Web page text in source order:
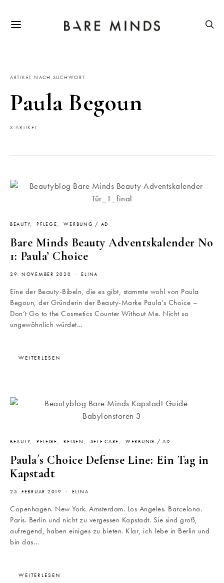
ARTIKEL NACH SUCHWORT
Paula Begoun
3 ARTIKEL
BEAUTY PFLEGE WERBUNG / AD
Bare Minds Beauty Adventskalender No
1: Paula’ Choice
29. NOVEMBER 2020 ELINA
Eine der Beauty-Bibeln, die es gibt, stammte wohl von Paula
Begoun, der Gründerin der Beauty-Marke Paula’s Choice –
Don’t Go to the Cosmetics Counter Without Me. Nicht so
ungewöhnlich würdet…
WEITERLESEN
BEAUTY PFLEGE REISEN SELF CARE WERBUNG / AD
Paula´s Choice Defense Line: Ein Tag in
Kapstadt
25. FEBRUAR 2019 ELINA
Copenhagen. New York. Amsterdam. Los Angeles. Barcelona.
Paris. Berlin und nicht zu vergessen Kapstadt. Sie sind groß,
aufregend, haben einiges zu bieten. Klar, ich lebe in Berlin und
bin das…
WEITERLESEN